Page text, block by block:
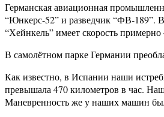
Германская авиационная
“Юнкерс-52” и разведчик “ФВ-189”.
“Хейнкель” имеет скорость
В самолётном парке Германии
Как известно, в Испании наши
превышала 470 километров в час.
Маневренность же у наших машин